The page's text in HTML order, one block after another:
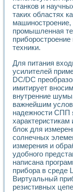
станков и
таких областях
машиностроение,
промышленная
приборостроение
техники.
Для питания
усилителей
DC/DC
имитирует
внутренние
важнейшим
надежности СПП
блок для
солнечных
измерения и
удобного
написана
прибора в среде
Виртуальный
резистивных